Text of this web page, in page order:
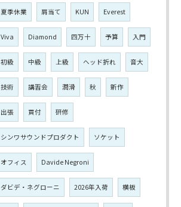
夏季休業 肩当て KUN Everest
Viva Diamond 四万十 予算 入門
初級 中級 上級 ヘッド折れ 音大
技術 講習会 潤滑 秋 新作
出張 買付 研修
シンワサウンドプロダクト ソケット
オフィス Davide Negroni
ダビデ・ネグローニ 2026年入荷 横板